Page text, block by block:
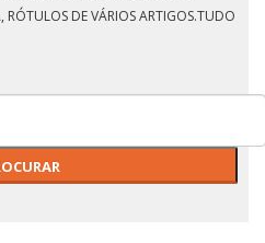
DE VÁRIOS ARTIGOS.TUDO